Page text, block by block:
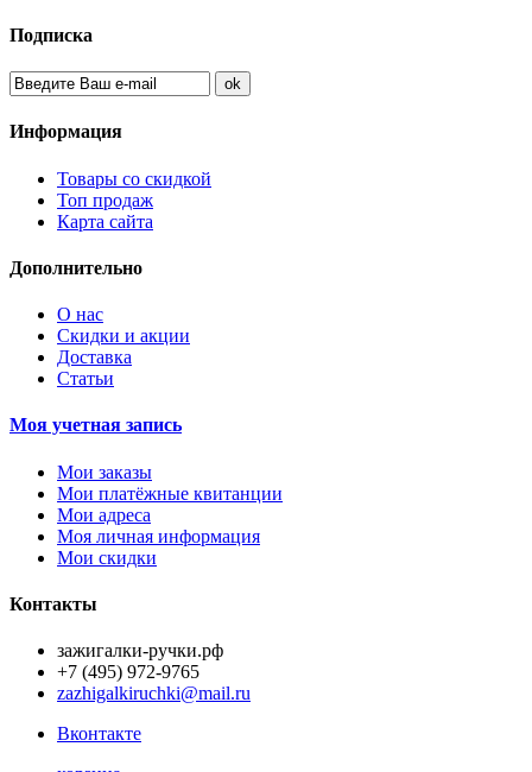
Подписка
Информация
Товары со скидкой
Топ продаж
Карта сайта
Дополнительно
О нас
Скидки и акции
Доставка
Статьи
Моя учетная запись
Мои заказы
Мои платёжные квитанции
Мои адреса
Моя личная информация
Мои скидки
Контакты
зажигалки-ручки.рф
+7 (495) 972-9765
zazhigalkiruchki@mail.ru
Вконтакте